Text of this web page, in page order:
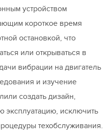
устройством
короткое время
остановкой, что
или открываться в
вибрации на двигатель
и изучение
создать дизайн,
исключить
техобслуживания.